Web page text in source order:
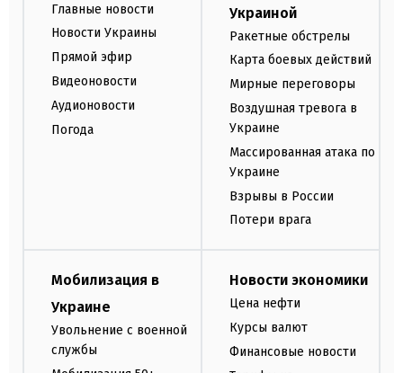
Главные новости
Новости Украины
Прямой эфир
Видеоновости
Аудионовости
Погода
Украиной
Ракетные обстрелы
Карта боевых действий
Мирные переговоры
Воздушная тревога в
Украине
Массированная атака по
Украине
Взрывы в России
Потери врага
Мобилизация в
Украине
Увольнение с военной
службы
Новости экономики
Цена нефти
Курсы валют
Финансовые новости